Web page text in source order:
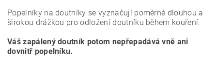
Popelníky na doutníky se vyznačují poměrně dlouhou a
širokou drážkou pro odložení doutníku během kouření.
Váš zapálený doutník potom nepřepadává vně ani
dovnitř popelníku.